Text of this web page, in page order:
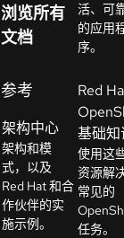
语
言
浏览所有
文档
参考
架构中心
架构和模
式，以及
Red Hat 和合
作伙伴的实
施示例。
活、可
的应用
序。
Red
基础知
使用这
资源解
常见的
任务。